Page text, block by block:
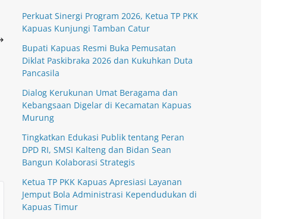
Perkuat Sinergi Program 2026, Ketua TP PKK
Kapuas Kunjungi Tamban Catur
Bupati Kapuas Resmi Buka Pemusatan
Diklat Paskibraka 2026 dan Kukuhkan Duta
Pancasila
Dialog Kerukunan Umat Beragama dan
Kebangsaan Digelar di Kecamatan Kapuas
Murung
Tingkatkan Edukasi Publik tentang Peran
DPD RI, SMSI Kalteng dan Bidan Sean
Bangun Kolaborasi Strategis
Ketua TP PKK Kapuas Apresiasi Layanan
Jemput Bola Administrasi Kependudukan di
Kapuas Timur